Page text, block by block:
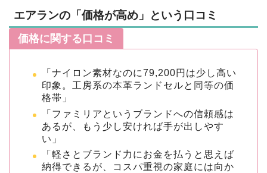
エアランの「価格が高め」という口コミ
価格に関する口コミ
「ナイロン素材なのに79,200円は少し高い
印象。工房系の本革ランドセルと同等の価
格帯」
「ファミリアというブランドへの信頼感は
あるが、もう少し安ければ手が出しやす
い」
「軽さとブランド力にお金を払うと思えば
納得できるが、コスパ重視の家庭には向か